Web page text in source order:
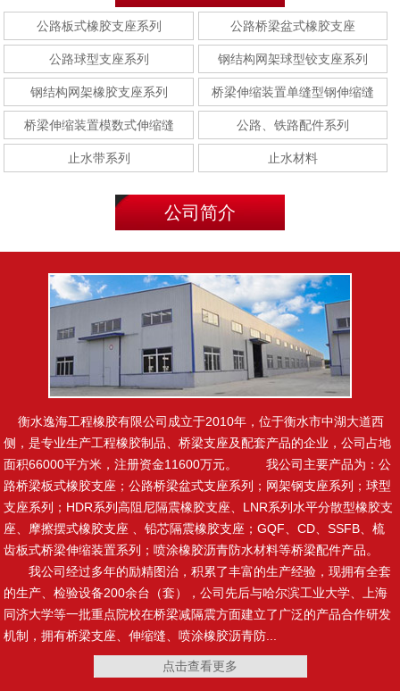
MZL 320型 MZL120型
E型钢(E-40型/E-60型/E-
80型)
F型钢(F-40型/F-60型/F-
80型)
聚乙烯胶泥 聚硫密封胶
止水钢板 制品型遇水膨胀止水条
腻子型遇水膨胀止水条 橡塑止水带
复合止水带 施工缝用橡胶止水带
公路板式橡胶支座系列 公路桥梁盆式橡胶支座
公路球型支座系列 钢结构网架球型铰支座系列
钢结构网架橡胶支座系列 桥梁伸缩装置单缝型钢伸缩缝
桥梁伸缩装置模数式伸缩缝 公路、铁路配件系列
止水带系列 止水材料
公司简介
衡水逸海工程橡胶有限公司成立于2010年，位于衡水市中湖大道西
侧，是专业生产工程橡胶制品、桥梁支座及配套产品的企业，公司占地
面积66000平方米，注册资金11600万元。 我公司主要产品为：公
路桥梁板式橡胶支座；公路桥梁盆式支座系列；网架钢支座系列；球型
支座系列；HDR系列高阻尼隔震橡胶支座、LNR系列水平分散型橡胶支
座、摩擦摆式橡胶支座 、铅芯隔震橡胶支座；GQF、CD、SSFB、梳
齿板式桥梁伸缩装置系列；喷涂橡胶沥青防水材料等桥梁配件产品。
我公司经过多年的励精图治，积累了丰富的生产经验，现拥有全套
的生产、检验设备200余台（套），公司先后与哈尔滨工业大学、上海
同济大学等一批重点院校在桥梁减隔震方面建立了广泛的产品合作研发
机制，拥有桥梁支座、伸缩缝、喷涂橡胶沥青防...
点击查看更多